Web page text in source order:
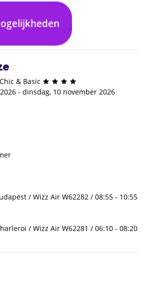
& Basic
- dinsdag, 10 november 2026
/ Wizz Air W62282 / 08:55 - 10:55
/ Wizz Air W62281 / 06:10 - 08:20